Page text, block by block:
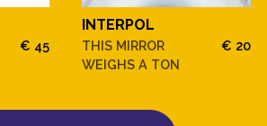
€ 45
INTERPOL
THIS MIRROR
WEIGHS A TON
€ 20